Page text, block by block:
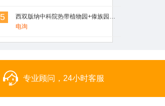
5
西双版纳中科院热带植物园+傣族园一日游
电询
专业顾问，24小时客服